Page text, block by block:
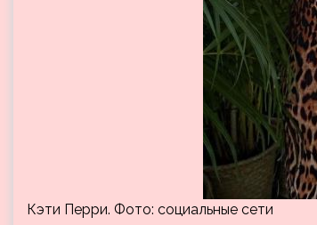
Кэти Перри. Фото: социальные сети